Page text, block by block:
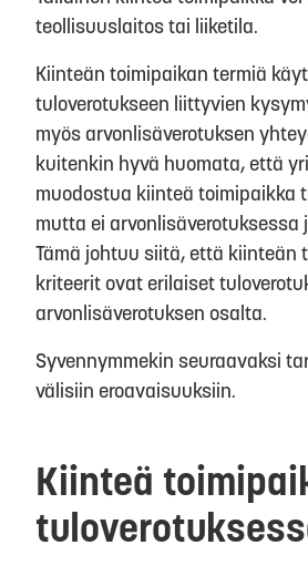
teollisuuslaitos tai liiketila.
Kiinteän toimipaikan termiä
tuloverotukseen liittyvien
myös arvonlisäverotuksen
kuitenkin hyvä huomata, että
muodostua kiinteä toimipaikka
mutta ei arvonlisäverotuksessa
Tämä johtuu siitä, että kiinteän
kriteerit ovat erilaiset
arvonlisäverotuksen osalta.
Syvennymmekin seuraavaksi
välisiin eroavaisuuksiin.
Kiinteä